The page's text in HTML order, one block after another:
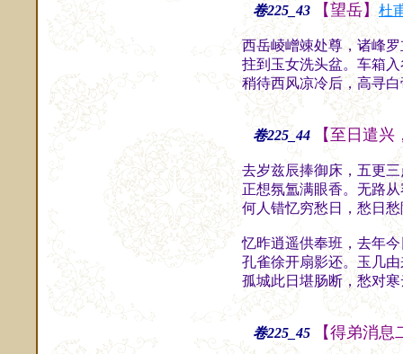
卷225_43 【望岳】杜
西岳崚嶒竦处尊，诸峰
拄到玉女洗头盆。车箱
稍待西风凉冷后，高寻
卷225_44 【至日遣
去岁兹辰捧御床，五更
正想氛氲满眼香。无路
何人错忆穷愁日，愁日
忆昨逍遥供奉班，去年
孔雀徐开扇影还。玉几
孤城此日堪肠断，愁对
卷225_45 【得弟消息